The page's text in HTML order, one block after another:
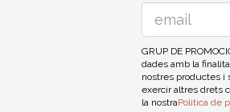
GRUP DE
dades amb la
nostres productes i
exercir altres drets
la nostraPolitica de